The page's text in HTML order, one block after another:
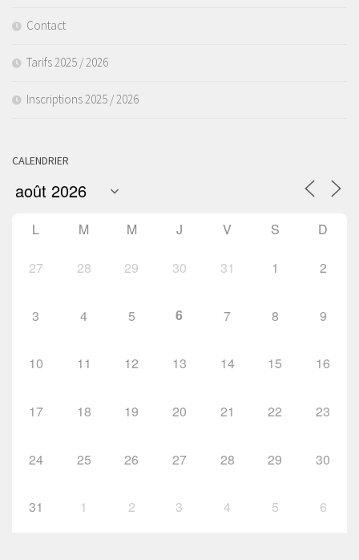
Contact
Tarifs 2025 / 2026
Inscriptions 2025 / 2026
CALENDRIER
L M M J V S D
27 28 29 30 31 1 2
3 4 5 6 7 8 9
10 11 12 13 14 15 16
17 18 19 20 21 22 23
24 25 26 27 28 29 30
31 1 2 3 4 5 6